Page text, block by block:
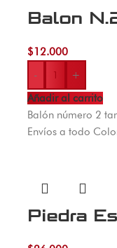
Balon
$12.000
-
+
Añadir al carrito
Balón número 2
Envíos a todo
Piedra